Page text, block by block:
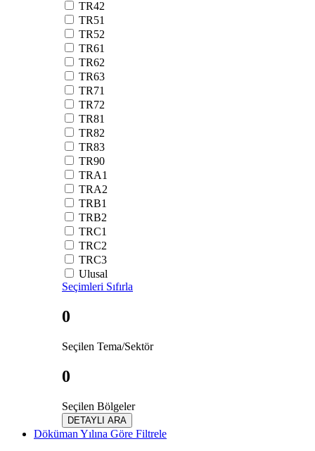
TR42
TR51
TR52
TR61
TR62
TR63
TR71
TR72
TR81
TR82
TR83
TR90
TRA1
TRA2
TRB1
TRB2
TRC1
TRC2
TRC3
Ulusal
Seçimleri Sıfırla
0
Seçilen Tema/Sektör
0
Seçilen Bölgeler
DETAYLI ARA
Döküman Yılına Göre Filtrele